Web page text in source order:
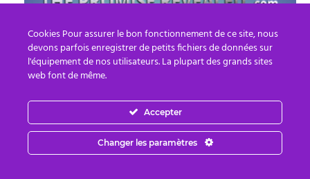
FR EN
© 2013 - 2026 PREPARE FOR CHANGE
Cookies Pour assurer le bon fonctionnement de ce site, nous
devons parfois enregistrer de petits fichiers de données sur
l'équipement de nos utilisateurs. La plupart des grands sites
web font de même.
Accepter
Changer les paramètres